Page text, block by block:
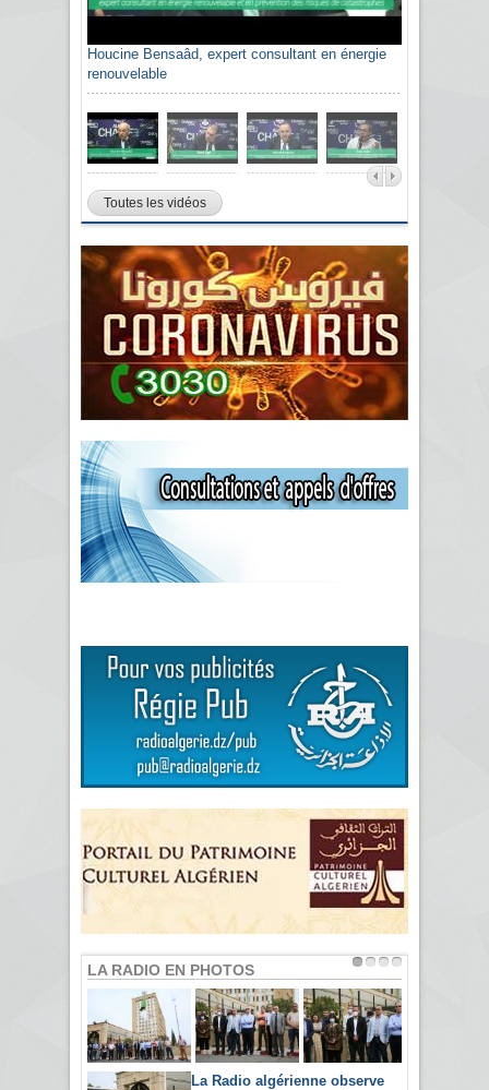
Houcine Bensaâd, expert consultant en énergie
renouvelable
Sami Agli, président de la Confédération
algérienne du patronat citoyen CAPC
Toutes les vidéos
LA RADIO EN PHOTOS
La Radio algérienne observe